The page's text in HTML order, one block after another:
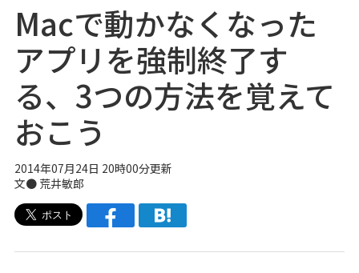
Macで動かなくなった
アプリを強制終了す
る、3つの方法を覚えて
おこう
2014年07月24日 20時00分更新
文● 荒井敏郎